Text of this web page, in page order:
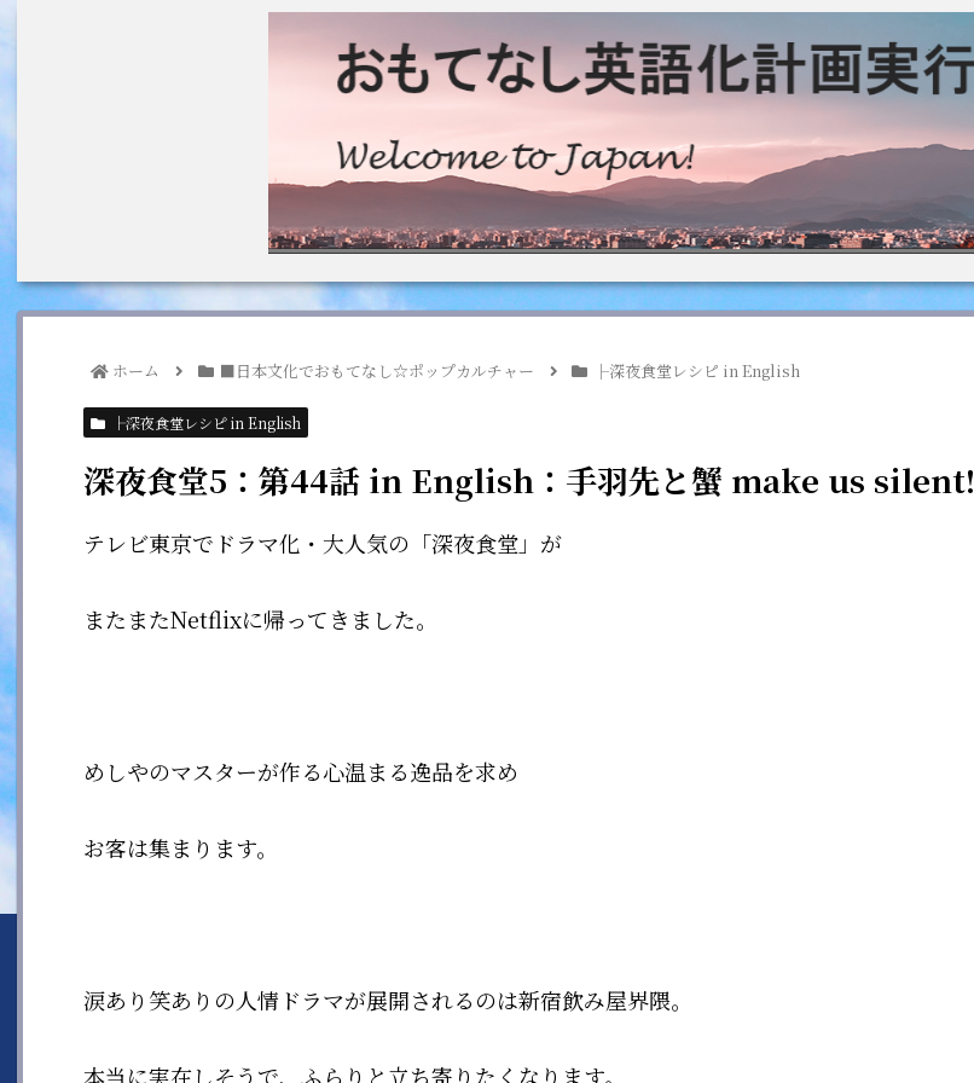
ホーム ■日本文化でおもてなし☆ポップカルチャー ├深夜食堂レシピ in English
├深夜食堂レシピ in English
深夜食堂5：第44話 in English：手羽先と蟹 make us silent!
テレビ東京でドラマ化・大人気の「深夜食堂」が
またまたNetflixに帰ってきました。
めしやのマスターが作る心温まる逸品を求め
お客は集まります。
涙あり笑ありの人情ドラマが展開されるのは新宿飲み屋界隈。
本当に実在しそうで、ふらりと立ち寄りたくなります。